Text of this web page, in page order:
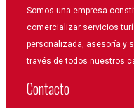
Somos una empresa
comercializar servicios
personalizada, asesoría y
través de todos nuestros
Contacto